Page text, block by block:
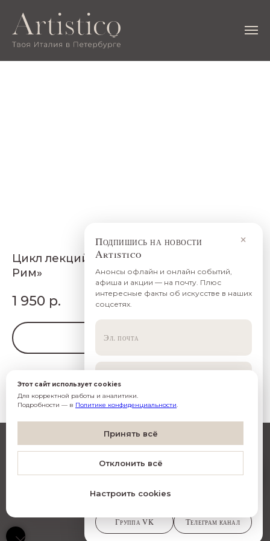
Этот сайт использует cookies
Для корректной работы и аналитики.
Подробности — в Политике конфиденциальности.
Принять всё
Отклонить всё
Настроить cookies
O
×
Подпишись на новости
Artistico
Анонсы офлайн и онлайн событий,
афиша и акции — на почту. Плюс
интересные факты об искусстве в наших
соцсетях.
Согласен(-на) собработкой данных
Подписаться
МЫ В СОЦСЕТЯХ
Группа VK Телеграм канал
Цикл лекций «Петрополис – четвертый
Рим»
1 950 р.
В корзину
Полный цикл: 4 лекции
© Все права защищены•Фото Алексей Сильников